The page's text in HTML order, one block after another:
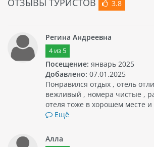
ОТЗЫВЫ ТУРИСТОВ 3.8
Регина Андреевна
4из 5
Посещение: январь 2025
Добавлено: 07.01.2025
Понравился отдых , отель
вежливый , номера чистые ,
отеля тоже в хорошем месте
Ещё
Алла